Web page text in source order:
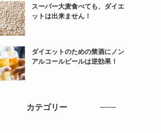
スーパー大麦食べても、ダイエ
ットは出来ません！
ダイエットのための禁酒にノン
アルコールビールは逆効果！
カテゴリー